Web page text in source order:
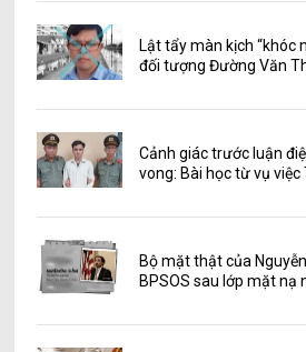
Lật tẩy màn kịch “khóc
đối tượng Đường Văn
Cảnh giác trước luận
vong: Bài học từ vụ
Bộ mặt thật của
BPSOS sau lớp mặt nạ